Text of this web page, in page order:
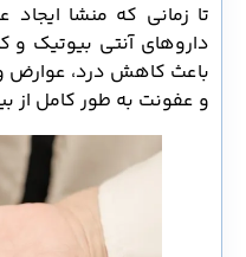
تا زمانی که منشا ایجاد
داروهای آنتی بیوتیک و
باعث کاهش درد، عوارض و
و عفونت به طور کامل از بین